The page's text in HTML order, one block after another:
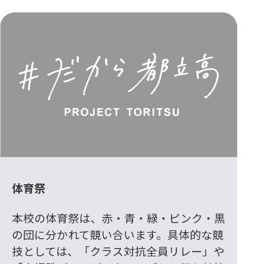
体育祭
本校の体育祭は、赤・青・緑・ピンク・黒
の団に分かれて競い合います。具体的な競
技としては、「クラス対抗全員リレー」や